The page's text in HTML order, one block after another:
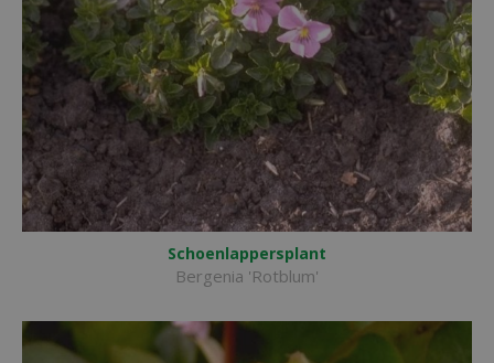
Schoenlappersplant
Bergenia 'Rotblum'